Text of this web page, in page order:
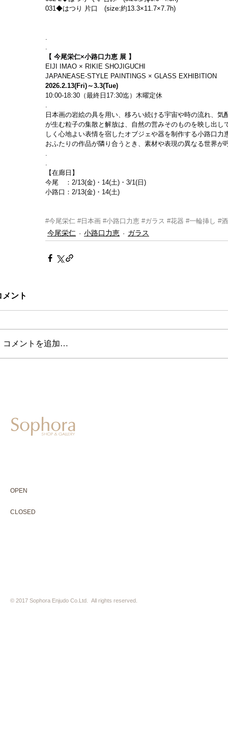
031◆はつり 片口　(size:約13.3×11.7×7.7h)
.
.
【 今尾栄仁×小路口力恵 展 】
EIJI IMAO × RIKIE SHOJIGUCHI
JAPANEASE-STYLE PAINTINGS × GLASS EXHIBITION
2026.2.13(Fri)～3.3(Tue)
10:00-18:30（最終日17:30迄）木曜定休
.
日本画の岩絵の具を用い、移ろい続ける宇宙や時の流れ、
が生む粒子の集散と解放は、自然の営みそのものを映し出
しく心地よい表情を宿したオブジェや器を制作する小路口力
おふたりの作品が隣り合うとき、素材や表現の異なる世界
.
.
【在廊日】
今尾　：2/13(金)・14(土)・3/1(日)
小路口：2/13(金)・14(土)
#今尾栄仁 #日本画 #小路口力恵 #ガラス #花器 #一輪挿し #
今尾栄仁 小路口力恵 ガラス
メント
コメントを追加…
OPEN
CLOSED
© 2017 Sophora Enjudo Co.Ltd. All rights reserved.